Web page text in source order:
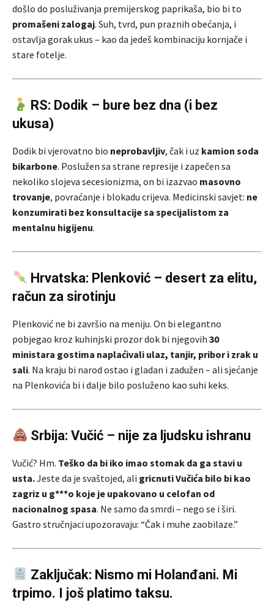
došlo do posluživanja premijerskog paprikaša, bio bi to
promašeni zalogaj. Suh, tvrd, pun praznih obećanja, i
ostavlja gorak ukus – kao da jedeš kombinaciju kornjače i
stare fotelje.
RS: Dodik – bure bez dna (i bez
ukusa)
Dodik bi vjerovatno bio neprobavljiv, čak i uz kamion soda
bikarbone. Poslužen sa strane represije i zapečen sa
nekoliko slojeva secesionizma, on bi izazvao masovno
trovanje, povraćanje i blokadu crijeva. Medicinski savjet: ne
konzumirati bez konsultacije sa specijalistom za
mentalnu higijenu.
Hrvatska: Plenković – desert za elitu,
račun za sirotinju
Plenković ne bi završio na meniju. On bi elegantno
pobjegao kroz kuhinjski prozor dok bi njegovih 30
ministara gostima naplaćivali ulaz, tanjir, pribor i zrak u
sali. Na kraju bi narod ostao i gladan i zadužen – ali sjećanje
na Plenkovića bi i dalje bilo posluženo kao suhi keks.
Srbija: Vučić – nije za ljudsku ishranu
Vučić? Hm. Teško da bi iko imao stomak da ga stavi u
usta.Jeste da je svaštojed, ali gricnuti Vučića bilo bi kao
zagriz u g***o koje je upakovano u celofan od
nacionalnog spasa. Ne samo da smrdi – nego se i širi.
Gastro stručnjaci upozoravaju: “Čak i muhe zaobilaze.”
Zaključak: Nismo mi Holanđani. Mi
trpimo. I još platimo taksu.